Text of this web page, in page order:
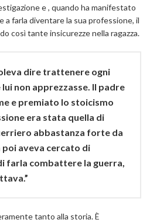
e , quando ha manifestato
a farla diventare la sua professione, il
così tante insicurezze nella ragazza.
dire trattenere ogni
non apprezzasse. Il padre
e premiato lo stoicismo
era stata quella di
abbastanza forte da
aveva cercato di
farla combattere la guerra,
tanto alla storia. È